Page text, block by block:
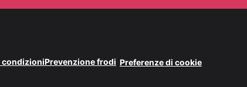
condizioniPrevenzione frodi Preferenze di cookie